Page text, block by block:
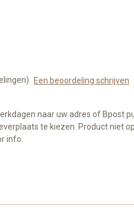
Een beoordeling schrijven
naar uw adres of Bpost
te kiezen. Product niet
info.